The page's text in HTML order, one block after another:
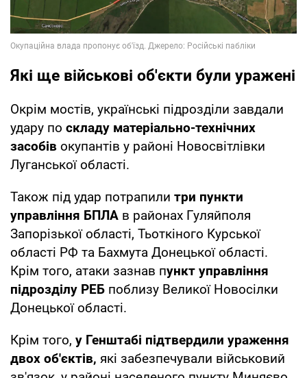
Які ще військові об'єкти були уражені
Окрім мостів, українські підрозділи завдали
удару по складу матеріально-технічних
засобів окупантів у районі Новосвітлівки
Луганської області.
Також під удар потрапили три пункти
управління БПЛА в районах Гуляйполя
Запорізької області, Тьоткіного Курської
області РФ та Бахмута Донецької області.
Крім того, атаки зазнав пункт управління
підрозділу РЕБ поблизу Великої Новосілки
Донецької області.
Крім того, у Генштабі підтвердили ураження
двох об'єктів, які забезпечували військовий